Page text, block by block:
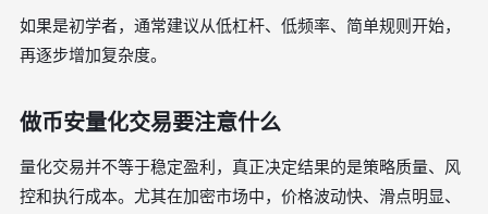
如果是初学者，通常建议从低杠杆、低频率、简单规则开始，
再逐步增加复杂度。
做币安量化交易要注意什么
量化交易并不等于稳定盈利，真正决定结果的是策略质量、风
控和执行成本。尤其在加密市场中，价格波动快、滑点明显、